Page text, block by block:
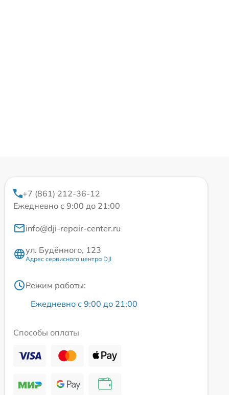
+7 (861) 212-36-12
Ежедневно с 9:00 до 21:00
info@dji-repair-center.ru
ул. Будённого, 123
Адрес сервисного центра DJI
Режим работы:
Ежедневно с 9:00 до 21:00
Способы оплаты